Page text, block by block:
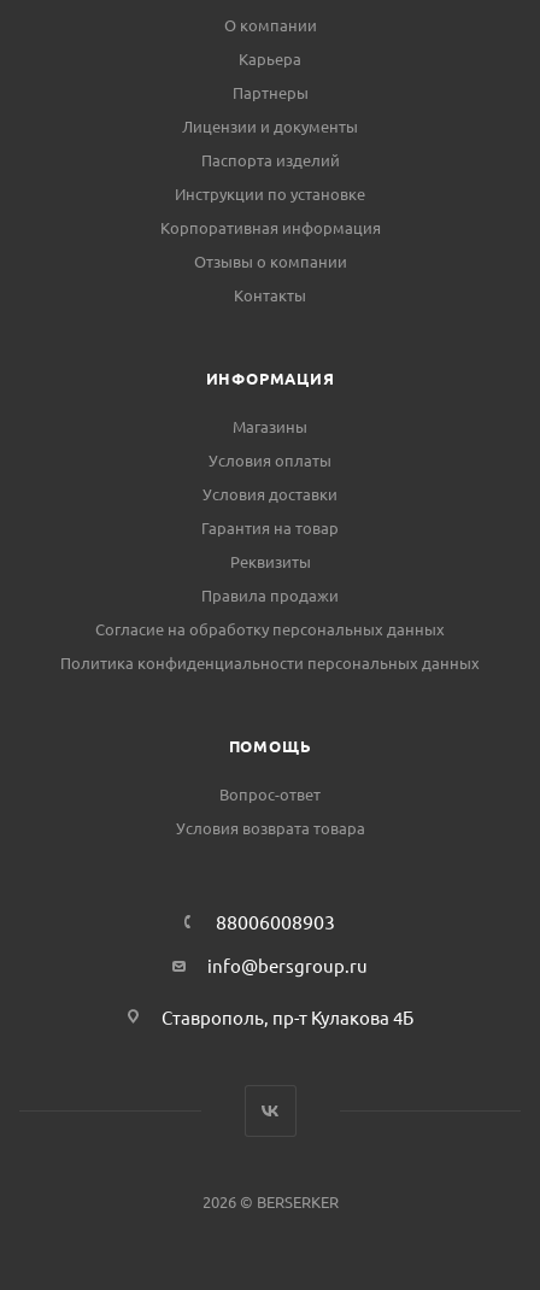
О компании
Карьера
Партнеры
Лицензии и документы
Паспорта изделий
Инструкции по установке
Корпоративная информация
Отзывы о компании
Контакты
ИНФОРМАЦИЯ
Магазины
Условия оплаты
Условия доставки
Гарантия на товар
Реквизиты
Правила продажи
Согласие на обработку персональных данных
Политика конфиденциальности персональных данных
ПОМОЩЬ
Вопрос-ответ
Условия возврата товара
88006008903
info@bersgroup.ru
Ставрополь, пр-т Кулакова 4Б
2026 © BERSERKER